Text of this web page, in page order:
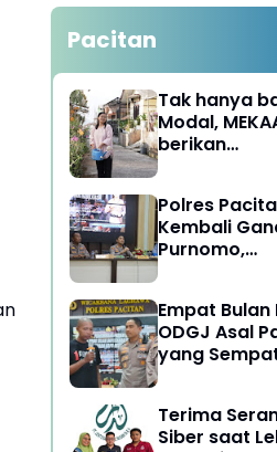
Pacitan
Tak hanya
Modal,
berikan
Dapur Tetap
Polres
Kembali
Purnomo,
Rehabilitasi
Empat
ODGJ Asal
yang
Terima
Siber saat